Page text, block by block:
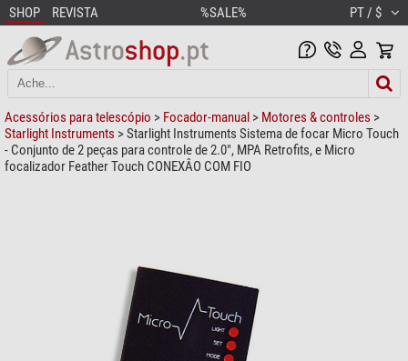
SHOP REVISTA %SALE% PT / $
Acessórios para telescópio > Focador-manual > Motores & controles >
Starlight Instruments > Starlight Instruments Sistema de focar Micro Touch
- Conjunto de 2 peças para controle de 2.0", MPA Retrofits, e Micro
focalizador Feather Touch CONEXÂO COM FIO